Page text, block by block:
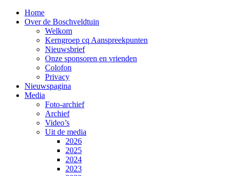
Home
Over de Boschveldtuin
Welkom
Kerngroep cq Aanspreekpunten
Nieuwsbrief
Onze sponsoren en vrienden
Colofon
Privacy
Nieuwspagina
Media
Foto-archief
Archief
Video’s
Uit de media
2026
2025
2024
2023